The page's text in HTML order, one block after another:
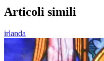
Articoli simili
irlanda